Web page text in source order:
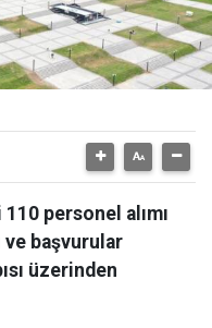
personel alımı
ve başvurular
üzerinden